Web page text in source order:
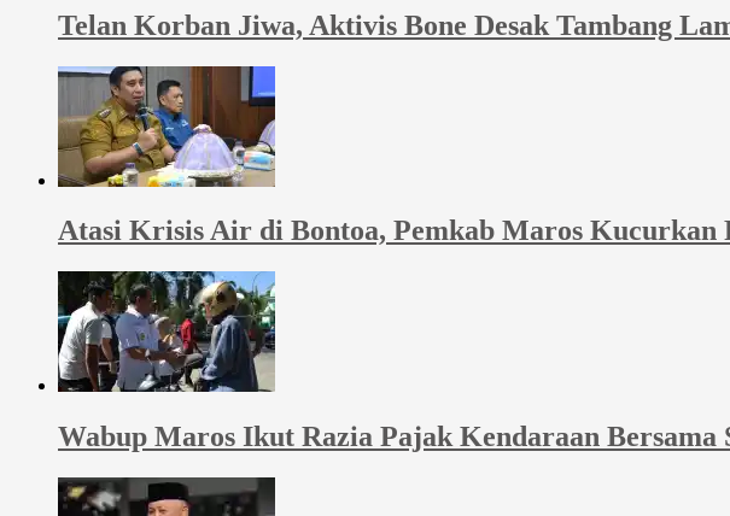
Telan Korban Jiwa, Aktivis Bone Desak Tambang
Atasi Krisis Air di Bontoa, Pemkab Maros
Wabup Maros Ikut Razia Pajak Kendaraan Bersama